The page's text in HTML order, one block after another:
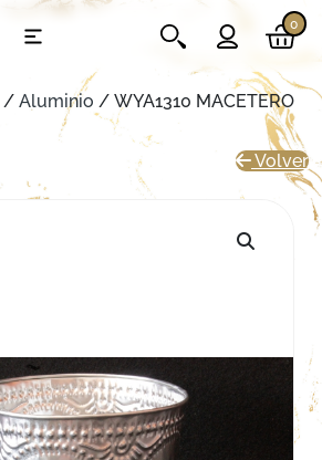
0
/ Aluminio / WYA1310 MACETERO
Volver